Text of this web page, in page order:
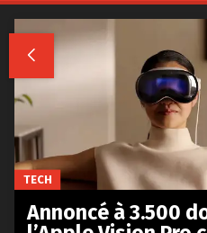

TECH
Annoncé à 3.500